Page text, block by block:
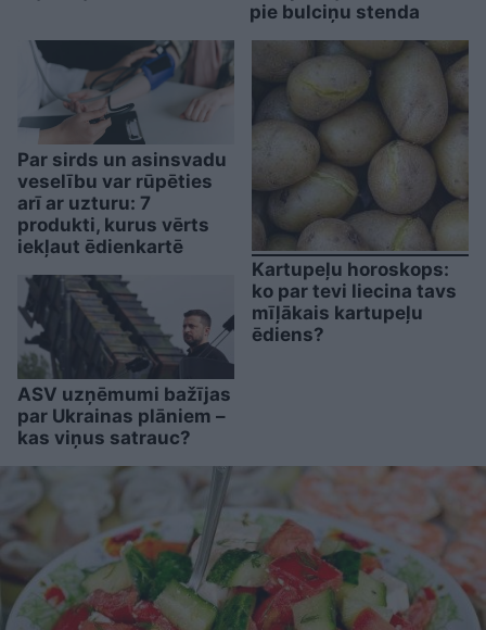
pie bulciņu stenda
Par sirds un asinsvadu
veselību var rūpēties
arī ar uzturu: 7
produkti, kurus vērts
iekļaut ēdienkartē
ASV uzņēmumi bažījas
par Ukrainas plāniem –
kas viņus satrauc?
Kartupeļu horoskops:
ko par tevi liecina tavs
mīļākais kartupeļu
ēdiens?